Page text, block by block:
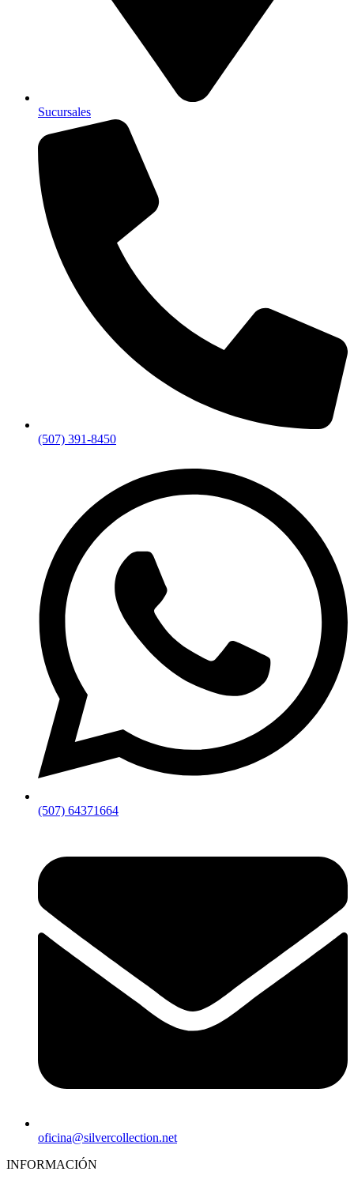
Sucursales
(507) 391-8450
(507) 64371664
oficina@silvercollection.net
INFORMACIÓN